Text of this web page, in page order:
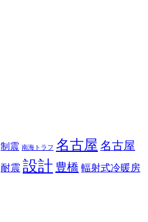
制震 南海トラフ 名古屋 名古屋
耐震 設計 豊橋 輻射式冷暖房